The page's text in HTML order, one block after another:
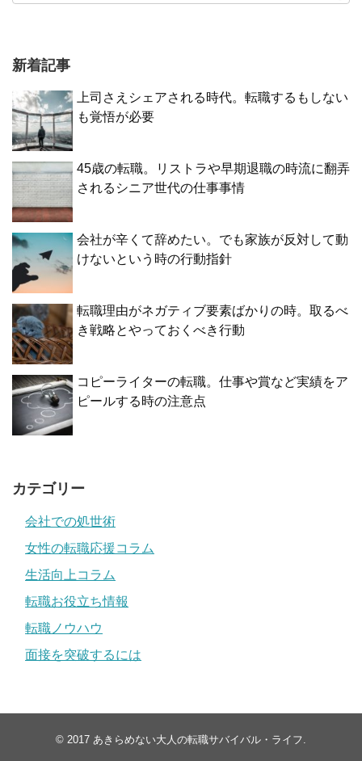
新着記事
上司さえシェアされる時代。転職するもしない
も覚悟が必要
45歳の転職。リストラや早期退職の時流に翻弄
されるシニア世代の仕事事情
会社が辛くて辞めたい。でも家族が反対して動
けないという時の行動指針
転職理由がネガティブ要素ばかりの時。取るべ
き戦略とやっておくべき行動
コピーライターの転職。仕事や賞など実績をア
ピールする時の注意点
カテゴリー
会社での処世術
女性の転職応援コラム
生活向上コラム
転職お役立ち情報
転職ノウハウ
面接を突破するには
© 2017 あきらめない大人の転職サバイバル・ライフ.